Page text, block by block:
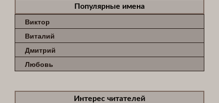
Популярные имена
Виктор
Виталий
Дмитрий
Любовь
Интерес читателей